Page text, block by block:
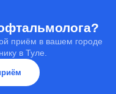
приём в вашем городе
в Туле.